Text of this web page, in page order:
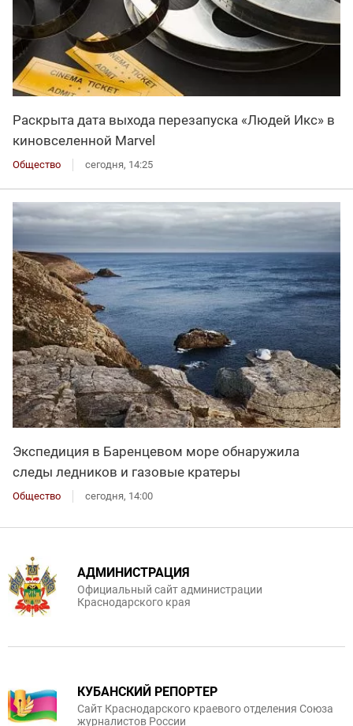
Раскрыта дата выхода перезапуска «Людей Икс» в
киновселенной Marvel
Общество сегодня, 14:25
Экспедиция в Баренцевом море обнаружила
следы ледников и газовые кратеры
Общество сегодня, 14:00
АДМИНИСТРАЦИЯ
Официальный сайт администрации
Краснодарского края
КУБАНСКИЙ РЕПОРТЕР
Сайт Краснодарского краевого отделения Союза
журналистов России